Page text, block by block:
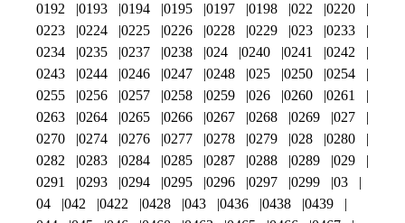
0192
0193 0194 0195 0197 0198 022
0220
0223
0224 0225 0226 0228 0229 023
0233
0234
0235 0237 0238 024 0240 0241
0242
0243
0244 0246 0247 0248 025 0250
0254
0255
0256 0257 0258 0259 026 0260
0261
0263
0264 0265 0266 0267 0268 0269
027
0270
0274 0276 0277 0278 0279 028
0280
0282
0283 0284 0285 0287 0288 0289
029
0291
0293 0294 0295 0296 0297 0299
03
04
042 0422 0428 043 0436 0438
0439